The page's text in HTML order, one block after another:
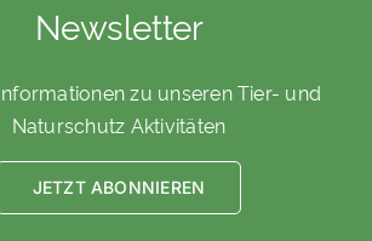
Newsletter
zu unseren Tier- und
Naturschutz Aktivitäten
JETZT ABONNIEREN